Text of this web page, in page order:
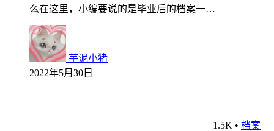
么在这里，小编要说的是毕业后的档案一…
芋泥小猪
2022年5月30日
1.5K • 档案